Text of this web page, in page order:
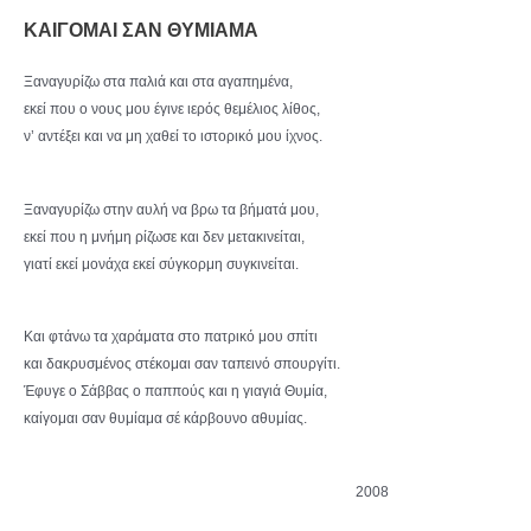
ΚΑΙΓΟΜΑΙ ΣΑΝ ΘΥΜΙΑΜΑ
Ξαναγυρίζω στα παλιά και στα αγαπημένα,
εκεί που ο νους μου έγινε ιερός θεμέλιος λίθος,
ν’ αντέξει και να μη χαθεί το ιστορικό μου ίχνος.
Ξαναγυρίζω στην αυλή να βρω τα βήματά μου,
εκεί που η μνήμη ρίζωσε και δεν μετακινείται,
γιατί εκεί μονάχα εκεί σύγκορμη συγκινείται.
Και φτάνω τα χαράματα στο πατρικό μου σπίτι
και δακρυσμένος στέκομαι σαν ταπεινό σπουργίτι.
Έφυγε ο Σάββας ο παππούς και η γιαγιά Θυμία,
καίγομαι σαν θυμίαμα σέ κάρβουνο αθυμίας.
2008